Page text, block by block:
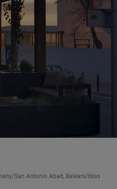
San Antonio Abad, Balears/Islas